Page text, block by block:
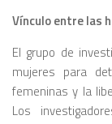
Vínculo entre las
El grupo de
mujeres para
femeninas y la
Los